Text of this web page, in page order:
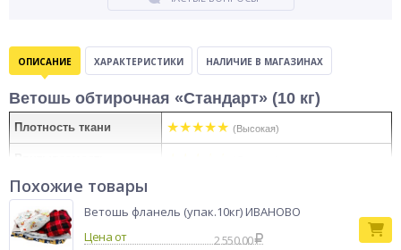
ОПИСАНИЕ ХАРАКТЕРИСТИКИ НАЛИЧИЕ В МАГАЗИНАХ
Ветошь обтирочная «Стандарт» (10 кг)
Плотность ткани ★★★★★ (Высокая)
Вес брикета
Объем
0,03 м³
Упаковка
Полипропиленовый мешок (брикет)
Похожие товары
Ветошь фланель (упак.10кг) ИВАНОВО
Цена от
2 550.00